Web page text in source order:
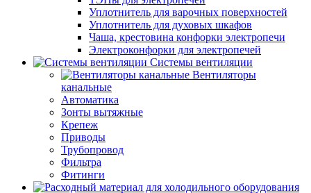
Уплотнитель для варочных поверхностей
Уплотнитель для духовых шкафов
Чаша, крестовина конфорки электропечи
Электроконфорки для электропечей
Системы вентиляции
Вентиляторы
канальные
Автоматика
Зонты вытяжные
Крепеж
Приводы
Трубопровод
Фильтра
Фитинги